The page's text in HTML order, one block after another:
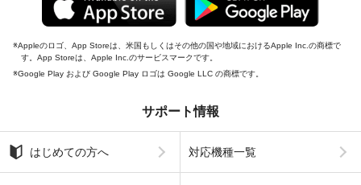
Appleのロゴ、App Storeは、米国もしくはその他の国や地域におけるApple Inc.の商標で
す。App Storeは、Apple Inc.のサービスマークです。
Google Play および Google Play ロゴは Google LLC の商標です。
サポート情報
はじめての方へ 対応機種一覧